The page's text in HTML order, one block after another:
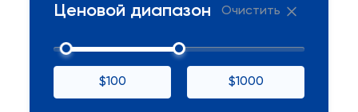
Ценовой диапазон Очистить
$100 $1000